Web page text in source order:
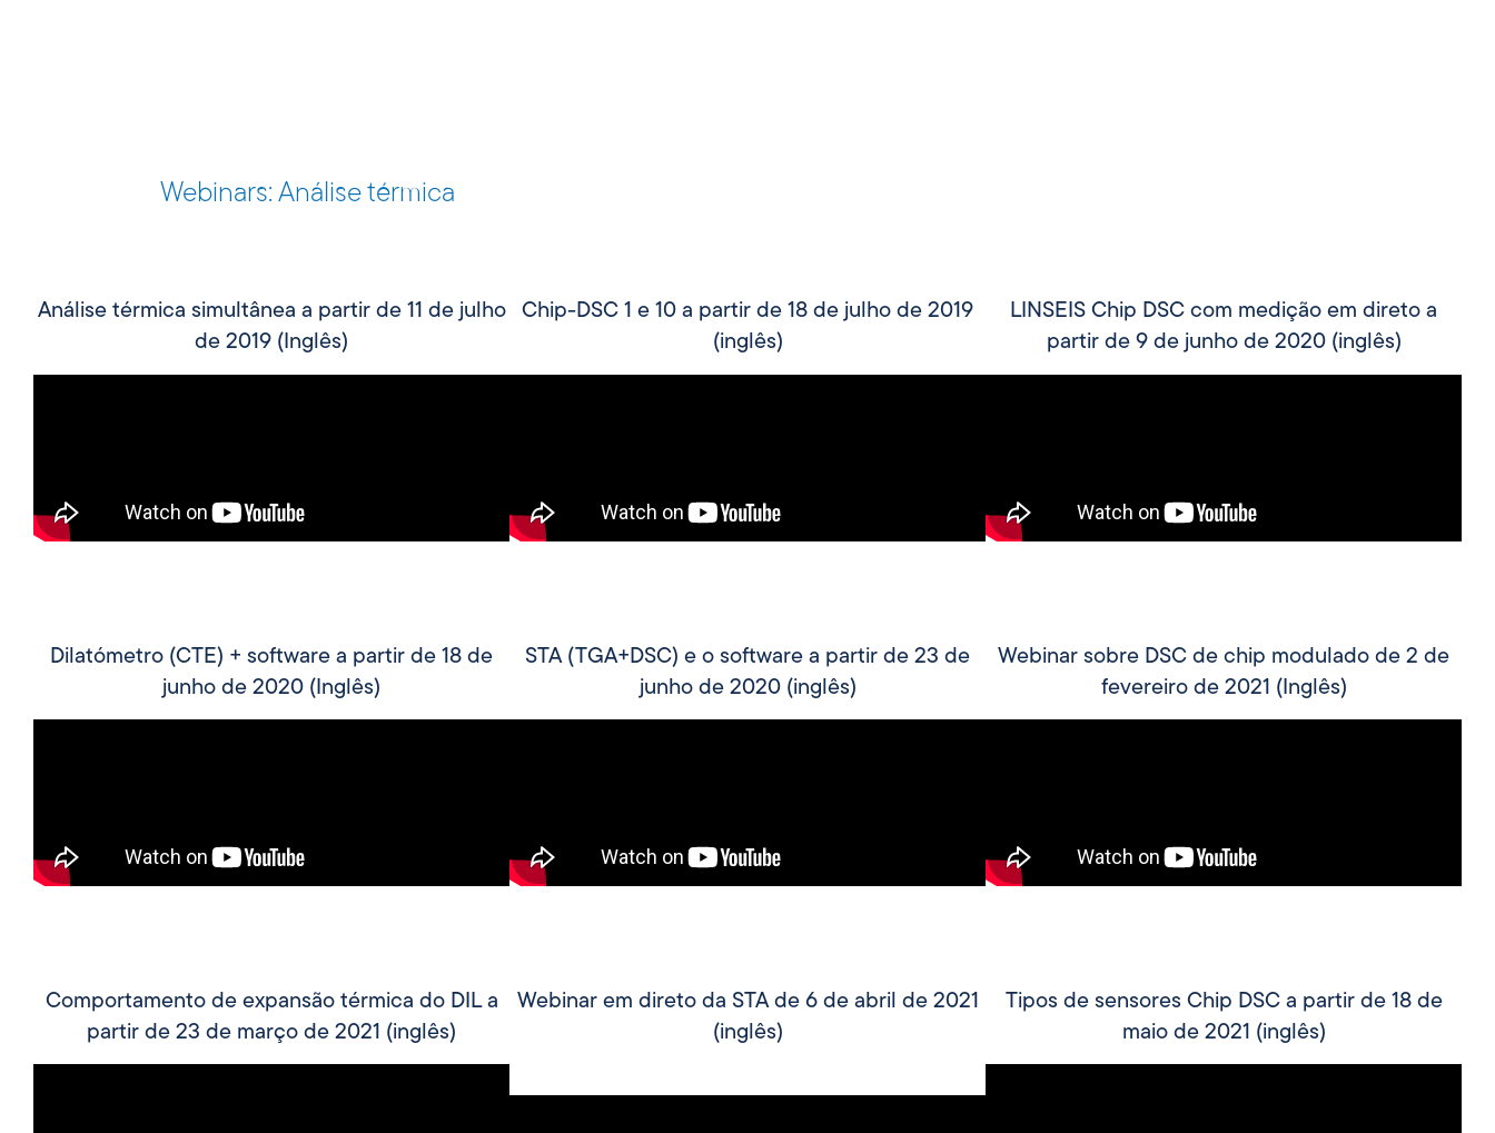
Webinars: Análise térmica
Análise térmica simultânea a partir de 11 de julho
de 2019 (Inglês)
Chip-DSC 1 e 10 a partir de 18 de julho de 2019
(inglês)
LINSEIS Chip DSC com medição em direto a
partir de 9 de junho de 2020 (inglês)
Dilatómetro (CTE) + software a partir de 18 de
junho de 2020 (Inglês)
STA (TGA+DSC) e o software a partir de 23 de
junho de 2020 (inglês)
Webinar sobre DSC de chip modulado de 2 de
fevereiro de 2021 (Inglês)
Comportamento de expansão térmica do DIL a
partir de 23 de março de 2021 (inglês)
Webinar em direto da STA de 6 de abril de 2021
(inglês)
Tipos de sensores Chip DSC a partir de 18 de
maio de 2021 (inglês)